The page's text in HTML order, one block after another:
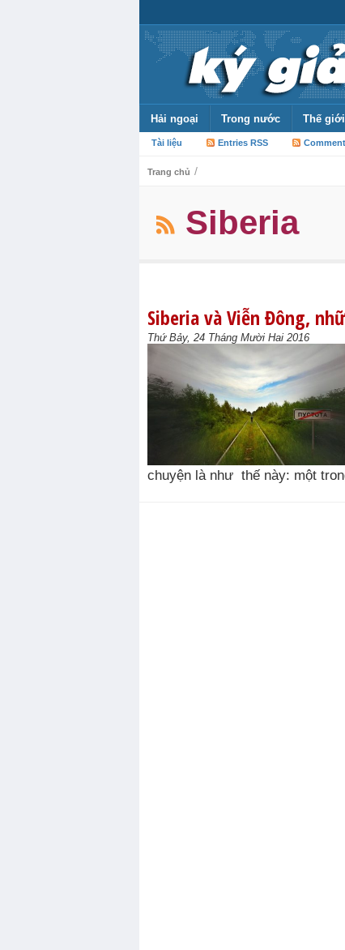
Hải ngoại Trong nước Thế giới
Tài liệu Entries RSS
Trang chủ /
Siberia
Siberia và Viễn Đông,
Thứ Bảy, 24 Tháng Mười Hai 2016
chuyện là như thế này: một